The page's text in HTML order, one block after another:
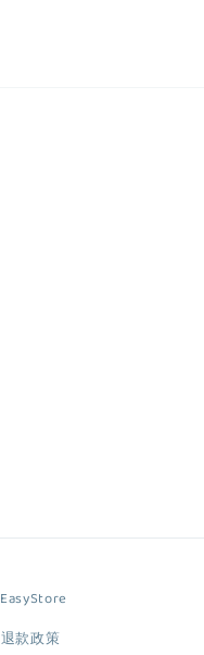
EasyStore
退款政策